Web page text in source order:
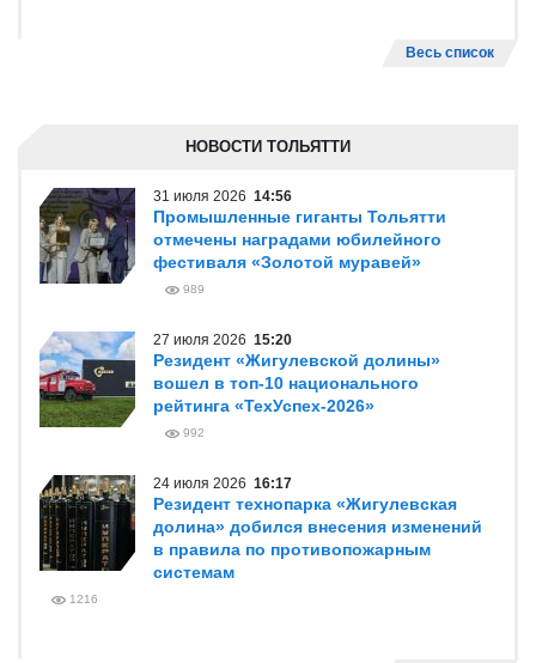
Весь список
НОВОСТИ ТОЛЬЯТТИ
31 июля 2026 14:56
Промышленные гиганты Тольятти
отмечены наградами юбилейного
фестиваля «Золотой муравей»
989
27 июля 2026 15:20
Резидент «Жигулевской долины»
вошел в топ-10 национального
рейтинга «ТехУспех-2026»
992
24 июля 2026 16:17
Резидент технопарка «Жигулевская
долина» добился внесения изменений
в правила по противопожарным
системам
1216